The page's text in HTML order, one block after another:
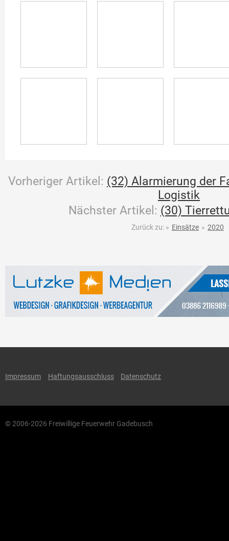
Vorheriger Artikel: (32) Alarmierung der
Logistik
Nächster Artikel: (30)
Zurück zu: » Einsätze » 2020
Impressum Haftungsausschluss Datenschutz
© 2006-2026 Freiwillige Feuerwehr Gadebusch